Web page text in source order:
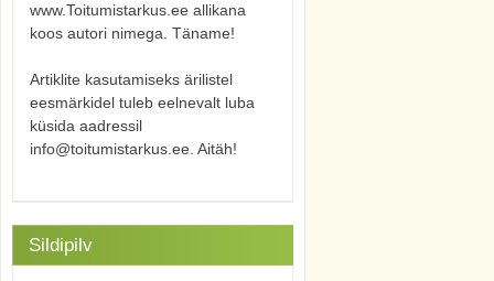
www.Toitumistarkus.ee allikana
koos autori nimega. Täname!
Artiklite kasutamiseks ärilistel
eesmärkidel tuleb eelnevalt luba
küsida aadressil
info@toitumistarkus.ee. Aitäh!
Sildipilv